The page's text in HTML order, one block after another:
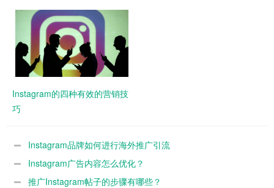
Instagram的四种有效的营销技
巧
Instagram品牌如何进行海外推广引流
Instagram广告内容怎么优化？
推广Instagram帖子的步骤有哪些？